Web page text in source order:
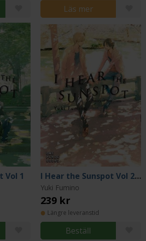
Läs mer
Vol 1 I Hear the Sunspot Vol 2: Theory of Happiness
Yuki Fumino
239 kr
Längre leveranstid
Beställ